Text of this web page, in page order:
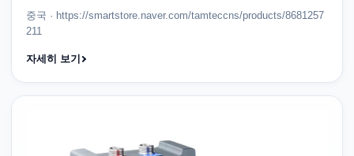
중국 · https://smartstore.naver.com/tamteccns/products/8681257
211
자세히 보기